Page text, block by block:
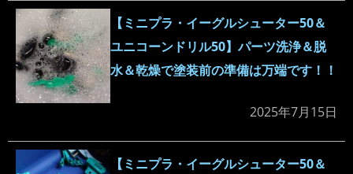
【ミニプラ・イーグルシューター50＆
ユニコーンドリル50】パーツ洗浄＆脱
水＆乾燥で塗装前の準備は万端です！！
2025年7月15日
【ミニプラ・イーグルシューター50＆